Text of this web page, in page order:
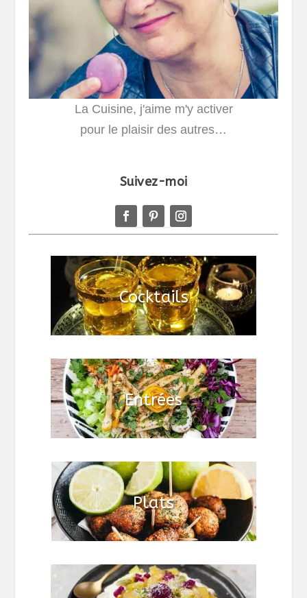
La Cuisine, j'aime m'y activer
pour le plaisir des autres…
Suivez-moi